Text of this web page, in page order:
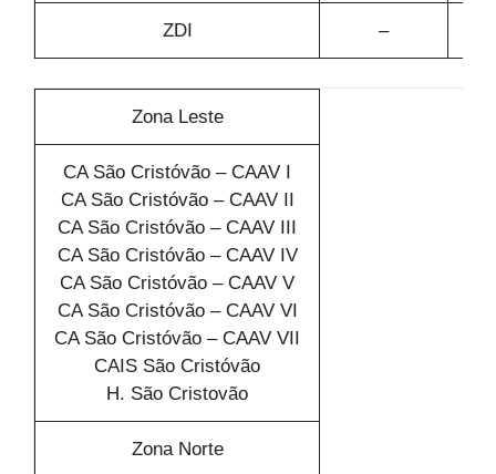
ZDI –
Zona Leste
CA São Cristóvão – CAAV I
CA São Cristóvão – CAAV II
CA São Cristóvão – CAAV III
CA São Cristóvão – CAAV IV
CA São Cristóvão – CAAV V
CA São Cristóvão – CAAV VI
CA São Cristóvão – CAAV VII
CAIS São Cristóvão
H. São Cristovão
Zona Norte